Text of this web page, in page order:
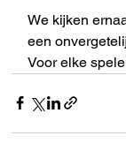
We kijken
een
Voor elke